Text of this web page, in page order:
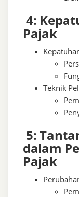
4:
Pajak
Teknik
5:
dalam
Pajak